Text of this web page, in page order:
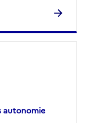
autonomie